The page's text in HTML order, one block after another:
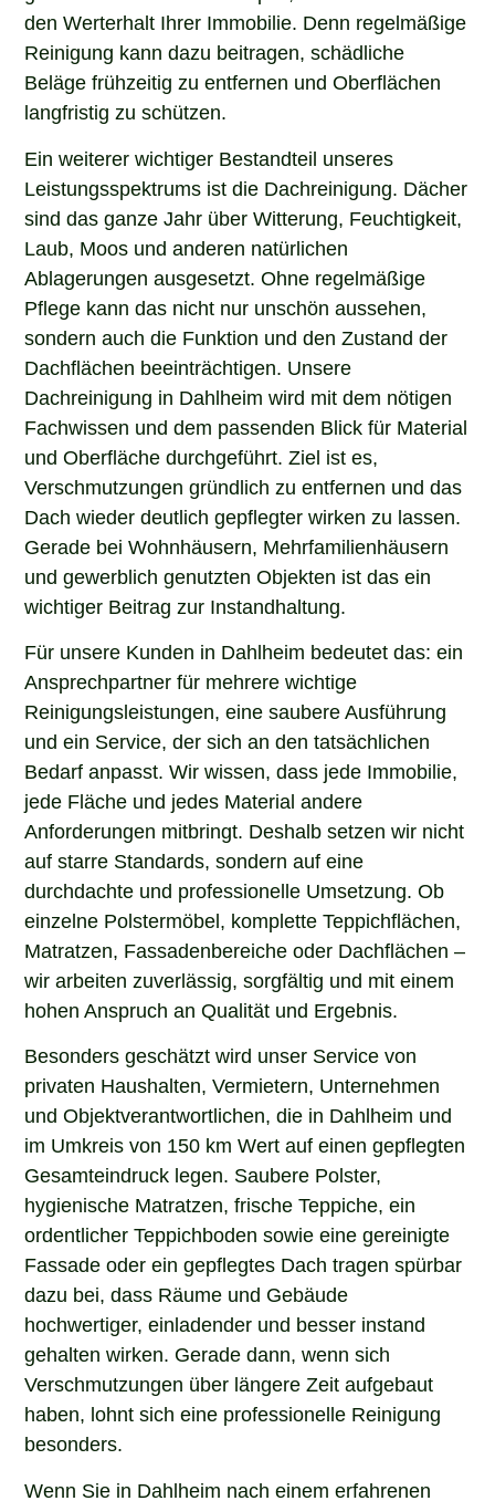
den Werterhalt Ihrer Immobilie. Denn regelmäßige
Reinigung kann dazu beitragen, schädliche
Beläge frühzeitig zu entfernen und Oberflächen
langfristig zu schützen.
Ein weiterer wichtiger Bestandteil unseres
Leistungsspektrums ist die Dachreinigung. Dächer
sind das ganze Jahr über Witterung, Feuchtigkeit,
Laub, Moos und anderen natürlichen
Ablagerungen ausgesetzt. Ohne regelmäßige
Pflege kann das nicht nur unschön aussehen,
sondern auch die Funktion und den Zustand der
Dachflächen beeinträchtigen. Unsere
Dachreinigung in Dahlheim wird mit dem nötigen
Fachwissen und dem passenden Blick für Material
und Oberfläche durchgeführt. Ziel ist es,
Verschmutzungen gründlich zu entfernen und das
Dach wieder deutlich gepflegter wirken zu lassen.
Gerade bei Wohnhäusern, Mehrfamilienhäusern
und gewerblich genutzten Objekten ist das ein
wichtiger Beitrag zur Instandhaltung.
Für unsere Kunden in Dahlheim bedeutet das: ein
Ansprechpartner für mehrere wichtige
Reinigungsleistungen, eine saubere Ausführung
und ein Service, der sich an den tatsächlichen
Bedarf anpasst. Wir wissen, dass jede Immobilie,
jede Fläche und jedes Material andere
Anforderungen mitbringt. Deshalb setzen wir nicht
auf starre Standards, sondern auf eine
durchdachte und professionelle Umsetzung. Ob
einzelne Polstermöbel, komplette Teppichflächen,
Matratzen, Fassadenbereiche oder Dachflächen –
wir arbeiten zuverlässig, sorgfältig und mit einem
hohen Anspruch an Qualität und Ergebnis.
Besonders geschätzt wird unser Service von
privaten Haushalten, Vermietern, Unternehmen
und Objektverantwortlichen, die in Dahlheim und
im Umkreis von 150 km Wert auf einen gepflegten
Gesamteindruck legen. Saubere Polster,
hygienische Matratzen, frische Teppiche, ein
ordentlicher Teppichboden sowie eine gereinigte
Fassade oder ein gepflegtes Dach tragen spürbar
dazu bei, dass Räume und Gebäude
hochwertiger, einladender und besser instand
gehalten wirken. Gerade dann, wenn sich
Verschmutzungen über längere Zeit aufgebaut
haben, lohnt sich eine professionelle Reinigung
besonders.
Wenn Sie in Dahlheim nach einem erfahrenen